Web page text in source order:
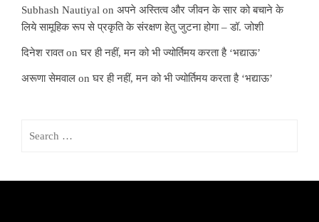
Subhash Nautiyal on अपने अस्तित्व और जीवन के सार को बचाने के
लिये सामूहिक रूप से प्रकृति के संरक्षण हेतु जुटना होगा – डॉ. जोशी
दिनेश रावतonघर ही नहीं, मन को भी ज्योर्तिमय करता है ‘भद्याऊ’
अरूणा सेमवाल onघर ही नहीं, मन को भी ज्योर्तिमय करता है ‘भद्याऊ’